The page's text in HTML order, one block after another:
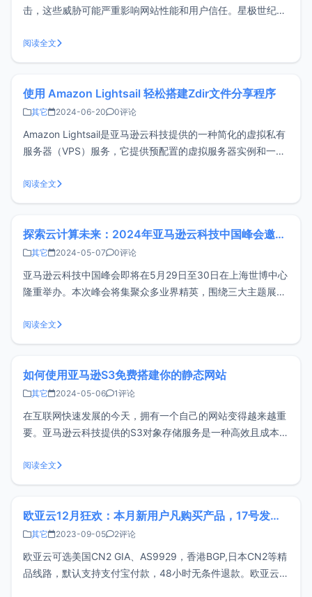
击，这些威胁可能严重影响网站性能和用户信任。星极世纪的
攻击防护和访问控制，确保您的网站运行顺畅、安全可靠。使
用要求账户需要使用支付宝扫码进行实名域名需要备案注册账
阅读全文
使用 Amazon Lightsail 轻松搭建Zdir文件分享程序
其它 2024-06-20 0评论
Amazon Lightsail是亚马逊云科技提供的一种简化的虚拟私有
服务器（VPS）服务，它提供预配置的虚拟服务器实例和一系
实例，适用于各种规模的应用程序和工作负载。新注册用户还
可以免费试用3个月，体验其强大功能并充分了解其价值。
阅读全文
探索云计算未来：2024年亚马逊云科技中国峰会邀您共赴上海
其它 2024-05-07 0评论
亚马逊云科技中国峰会即将在5月29日至30日在上海世博中心
隆重举办。本次峰会将集聚众多业界精英，围绕三大主题展开
座、互动讨论等多种形式。活动将聚焦于云计算、生成式AI等
前沿技术，为您展示最新的行业趋势与解决方案。峰会看点
阅读全文
如何使用亚马逊S3免费搭建你的静态网站
其它 2024-05-06 1评论
在互联网快速发展的今天，拥有一个自己的网站变得越来越重
要。亚马逊云科技提供的S3对象存储服务是一种高效且成本低
成本敏感型企业。本文将介绍如何使用亚马逊S3服务来搭建一
个静态网站，详细步骤将涵盖从创建存储桶到网站上线的全部
阅读全文
欧亚云12月狂欢：本月新用户凡购买产品，17号发工单免费领取一台9929/1核/1G/30Mbps/600G流量
其它 2023-09-05 2评论
欧亚云可选美国CN2 GIA、AS9929，香港BGP,日本CN2等精
品线路，默认支持支付宝付款，48小时无条件退款。欧亚云成